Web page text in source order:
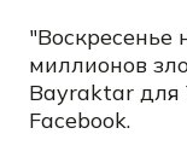
"Воскресенье
миллионов
Bayraktar для
Facebook.